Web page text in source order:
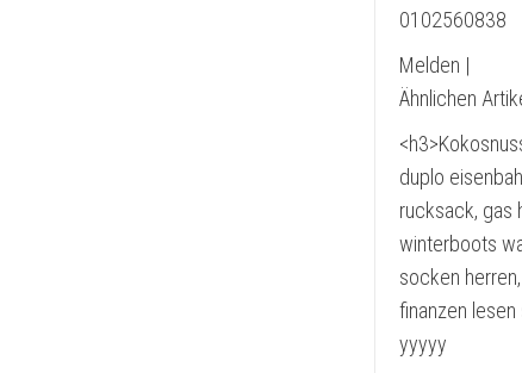
0102560838
Melden |
Ähnlichen
duplo
rucksack, gas
winterboots
socken
finanzen
yyyyy